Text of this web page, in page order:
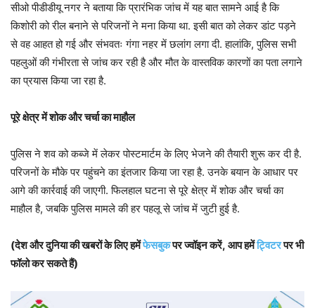
सीओ पीडीडीयू नगर ने बताया कि प्रारंभिक जांच में यह बात सामने आई है कि
किशोरी को रील बनाने से परिजनों ने मना किया था. इसी बात को लेकर डांट पड़ने
से वह आहत हो गई और संभवतः गंगा नहर में छलांग लगा दी. हालांकि, पुलिस सभी
पहलुओं की गंभीरता से जांच कर रही है और मौत के वास्तविक कारणों का पता लगाने
का प्रयास किया जा रहा है.
पूरे क्षेत्र में शोक और चर्चा का माहौल
पुलिस ने शव को कब्जे में लेकर पोस्टमार्टम के लिए भेजने की तैयारी शुरू कर दी है.
परिजनों के मौके पर पहुंचने का इंतजार किया जा रहा है. उनके बयान के आधार पर
आगे की कार्रवाई की जाएगी. फिलहाल घटना से पूरे क्षेत्र में शोक और चर्चा का
माहौल है, जबकि पुलिस मामले की हर पहलू से जांच में जुटी हुई है.
(देश और दुनिया की खबरों के लिए हमेंफेसबुकपर ज्वॉइन करें, आप हमेंट्विटरपर भी
फॉलो कर सकते हैं)